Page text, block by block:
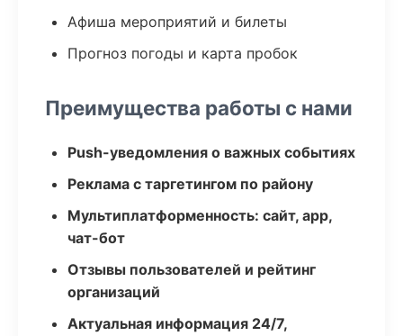
Афиша мероприятий и билеты
Прогноз погоды и карта пробок
Преимущества работы с нами
Push-уведомления о важных событиях
Реклама с таргетингом по району
Мультиплатформенность: сайт, app,
чат-бот
Отзывы пользователей и рейтинг
организаций
Актуальная информация 24/7,